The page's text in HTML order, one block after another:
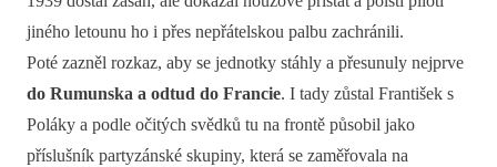
jiného letounu ho i přes nepřátelskou palbu zachránili.
Poté zazněl rozkaz, aby se jednotky stáhly a přesunuly nejprve
do Rumunska a odtud do Francie. I tady zůstal František s
Poláky a podle očitých svědků tu na frontě působil jako
příslušník partyzánské skupiny, která se zaměřovala na